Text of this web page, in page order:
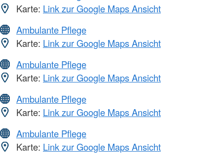
Karte: Link zur Google Maps Ansicht
Ambulante Pflege
Karte: Link zur Google Maps Ansicht
Ambulante Pflege
Karte: Link zur Google Maps Ansicht
Ambulante Pflege
Karte: Link zur Google Maps Ansicht
Ambulante Pflege
Karte: Link zur Google Maps Ansicht